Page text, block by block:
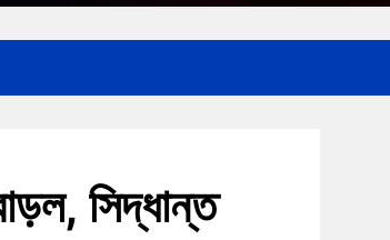
সিদ্ধান্ত